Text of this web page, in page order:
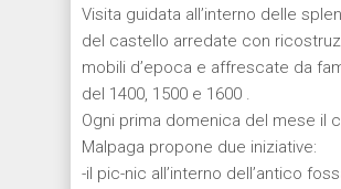
Visita guidata all’interno delle
del castello arredate con
mobili d’epoca e affrescate da
del 1400, 1500 e 1600 .
Ogni prima domenica del mese il
Malpaga propone due iniziative:
-il pic-nic all’interno dell’antico